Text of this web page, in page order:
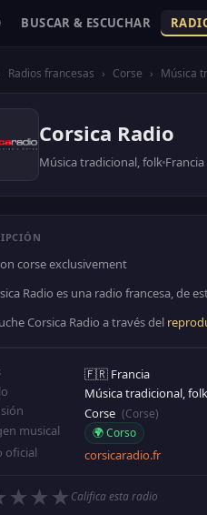
BUSCAR & ESCUCHAR
Radios francesas › Corse › Música
Corsica Radio
Música tradicional, folk Francia
corse exclusivement
Radio es una radio francesa, de
Corsica Radio a través del
🇫🇷 Francia
Música tradicional, folk
Corse (Corse)
musical 🌍 Corso
oficial corsicaradio.fr
★ ★ ★ Califica esta radio